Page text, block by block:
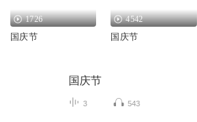
1726
国庆节
4542
国庆节
国庆节
3 543